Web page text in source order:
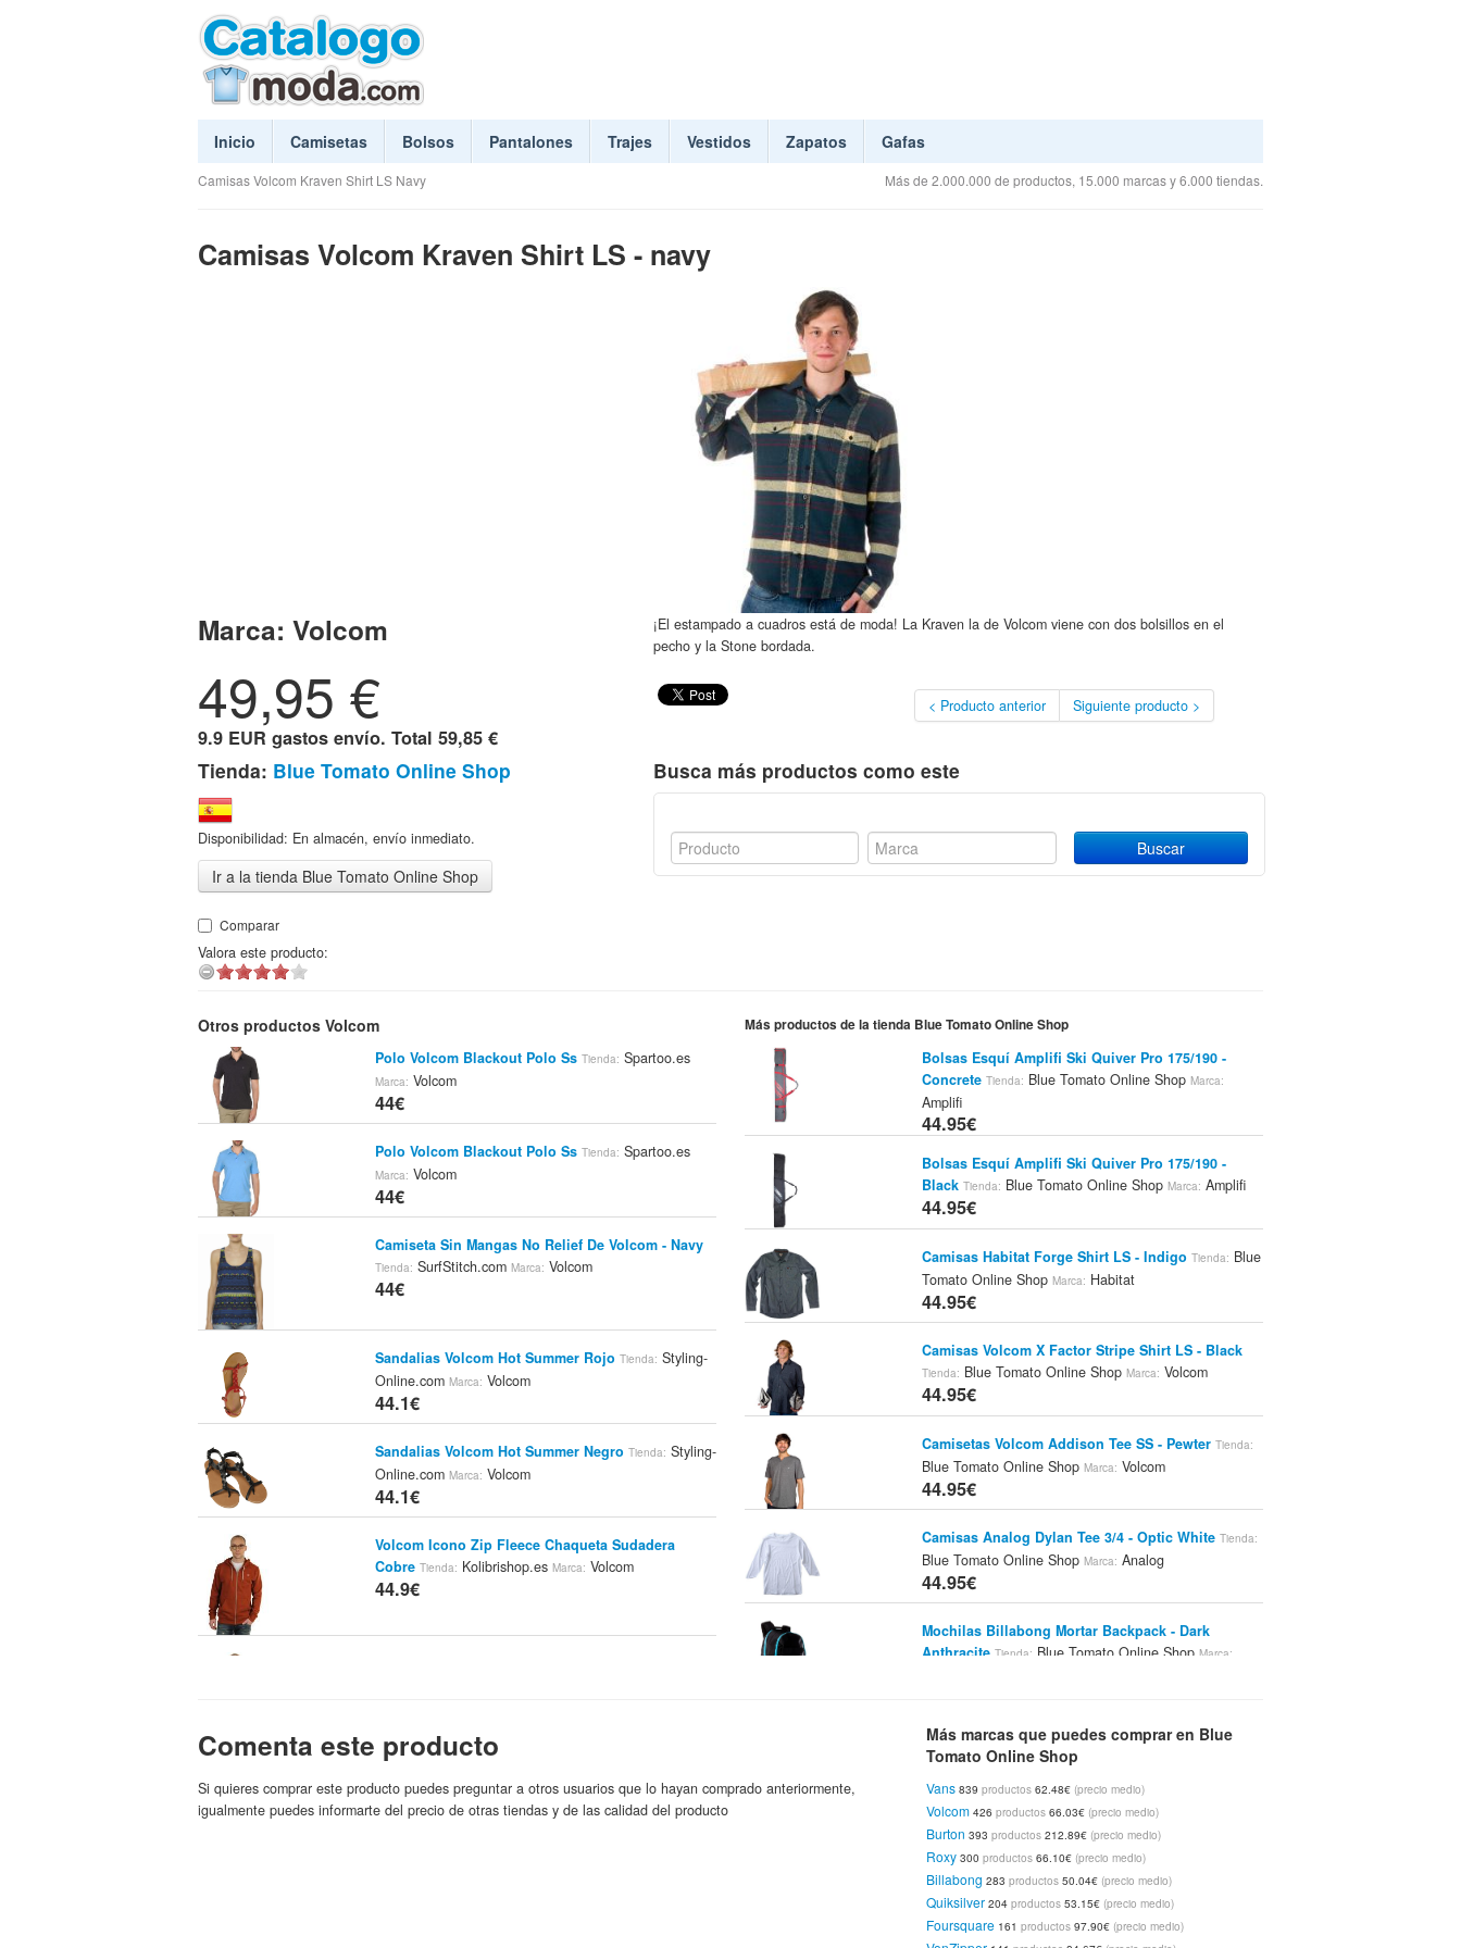
Inicio Camisetas Bolsos Pantalones Trajes Vestidos Zapatos Gafas
Camisas Volcom Kraven Shirt LS Navy Más de 2.000.000 de productos, 15.000 marcas y 6.000 tiendas.
Camisas Volcom Kraven Shirt LS - navy
Marca: Volcom
49,95 €
9.9 EUR gastos envío. Total 59,85 €
Tienda: Blue Tomato Online Shop
Disponibilidad: En almacén, envío inmediato.
Ir a la tienda Blue Tomato Online Shop
Comparar
Valora este producto:
¡El estampado a cuadros está de moda! La Kraven la de Volcom viene con dos bolsillos en el
pecho y la Stone bordada.
< Producto anterior Siguiente producto >
Busca más productos como este
Otros productos Volcom
Polo Volcom Blackout Polo Ss Tienda: Spartoo.es
Marca: Volcom
44€
Polo Volcom Blackout Polo Ss Tienda: Spartoo.es
Marca: Volcom
44€
Camiseta Sin Mangas No Relief De Volcom - Navy
Tienda: SurfStitch.comMarca: Volcom
44€
Sandalias Volcom Hot Summer Rojo Tienda: Styling-
Online.comMarca: Volcom
44.1€
Sandalias Volcom Hot Summer Negro Tienda: Styling-
Online.comMarca: Volcom
44.1€
Volcom Icono Zip Fleece Chaqueta Sudadera
Cobre Tienda: Kolibrishop.esMarca: Volcom
44.9€
Camisetas Manga Larga Volcom Rocks The LS
Fashion Tee Tienda: Blue Tomato Online ShopMarca:
Más productos de la tienda Blue Tomato Online Shop
Bolsas Esquí Amplifi Ski Quiver Pro 175/190 -
Concrete Tienda: Blue Tomato Online Shop Marca:
Amplifi
44.95€
Bolsas Esquí Amplifi Ski Quiver Pro 175/190 -
Black Tienda: Blue Tomato Online Shop Marca: Amplifi
44.95€
Camisas Habitat Forge Shirt LS - Indigo Tienda: Blue
Tomato Online Shop Marca: Habitat
44.95€
Camisas Volcom X Factor Stripe Shirt LS - Black
Tienda: Blue Tomato Online Shop Marca: Volcom
44.95€
Camisetas Volcom Addison Tee SS - Pewter Tienda:
Blue Tomato Online Shop Marca: Volcom
44.95€
Camisas Analog Dylan Tee 3/4 - Optic White Tienda:
Blue Tomato Online Shop Marca: Analog
44.95€
Mochilas Billabong Mortar Backpack - Dark
Anthracite Tienda: Blue Tomato Online Shop Marca:
Mochilas Billabong Graduate Backpack - Anxiety
Tienda:Blue Tomato Online Shop
44.95€
Mochilas Billabong Graduate Backpack - Electric
Blue Tienda:Blue Tomato Online Shop
44.95€
Calzado Etnies Iconic - Black/grey/yellow
Comenta este producto
Si quieres comprar este producto puedes preguntar a otros usuarios que lo hayan comprado anteriormente,
igualmente puedes informarte del precio de otras tiendas y de las calidad del producto
Más marcas que puedes comprar en Blue
Tomato Online Shop
Vans 839productos 62.48€ (precio medio)
Volcom 426productos 66.03€ (precio medio)
Burton 393productos 212.89€ (precio medio)
Roxy 300productos 66.10€ (precio medio)
Billabong 283productos 50.04€ (precio medio)
Quiksilver 204productos 53.15€ (precio medio)
Foursquare 161productos 97.90€ (precio medio)